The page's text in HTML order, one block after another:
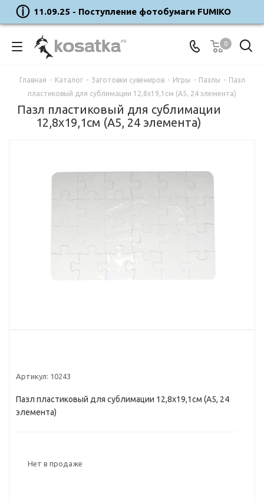
11.09.25 - Поступление фотобумаги FUMIKO
0
Главная - Каталог - Заготовки сувениров - Игры - Пазлы - Пазл
пластиковый для сублимации 12,8х19,1см (А5, 24 элемента)
Пазл пластиковый для сублимации
12,8х19,1см (А5, 24 элемента)
Артикул: 10243
Пазл пластиковый для сублимации 12,8х19,1см (А5, 24
элемента)
Нет в продаже